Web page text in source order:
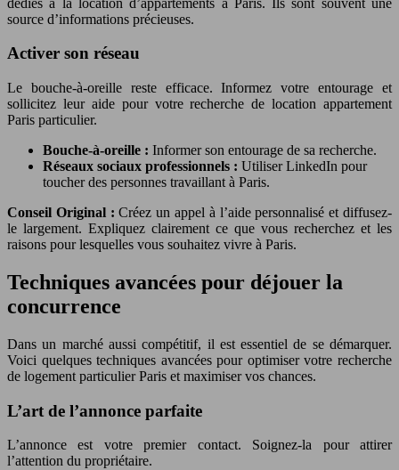
source d’informations précieuses.
Activer son réseau
Le bouche-à-oreille reste efficace. Informez votre entourage et
sollicitez leur aide pour votre recherche de location appartement
Paris particulier.
Bouche-à-oreille : Informer son entourage de sa recherche.
Réseaux sociaux professionnels : Utiliser LinkedIn pour
toucher des personnes travaillant à Paris.
Conseil Original :Créez un appel à l’aide personnalisé et diffusez-
le largement. Expliquez clairement ce que vous recherchez et les
raisons pour lesquelles vous souhaitez vivre à Paris.
Techniques avancées pour déjouer la
concurrence
Dans un marché aussi compétitif, il est essentiel de se démarquer.
Voici quelques techniques avancées pour optimiser votre recherche
de logement particulier Paris et maximiser vos chances.
L’art de l’annonce parfaite
L’annonce est votre premier contact. Soignez-la pour attirer
l’attention du propriétaire.